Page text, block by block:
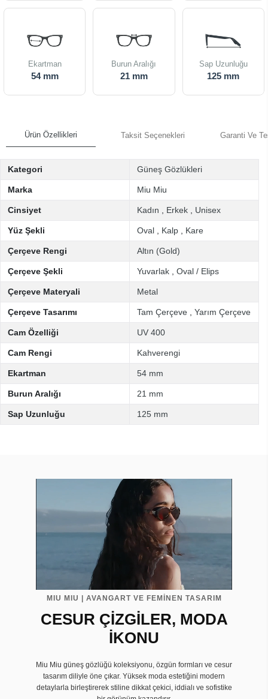
Ekartman
54 mm
Burun Aralığı
21 mm
Sap Uzunluğu
125 mm
Ürün Özellikleri Taksit Seçenekleri Garanti Ve
Kategori Güneş Gözlükleri
Marka Miu Miu
Cinsiyet Kadın Erkek Unisex
Yüz Şekli Oval Kalp Kare
Çerçeve Rengi Altın (Gold)
Çerçeve Şekli Yuvarlak Oval / Elips
Çerçeve Materyali Metal
Çerçeve Tasarımı Tam Çerçeve Yarım Çerçeve
Cam Özelliği UV 400
Cam Rengi Kahverengi
Ekartman 54 mm
Burun Aralığı 21 mm
Sap Uzunluğu 125 mm
MIU MIU | AVANGART VE FEMİNEN TASARIM
CESUR ÇİZGİLER, MODA
İKONU
Miu Miu güneş gözlüğü koleksiyonu, özgün formları ve cesur
tasarım diliyle öne çıkar. Yüksek moda estetiğini modern
detaylarla birleştirerek stiline dikkat çekici, iddialı ve sofistike